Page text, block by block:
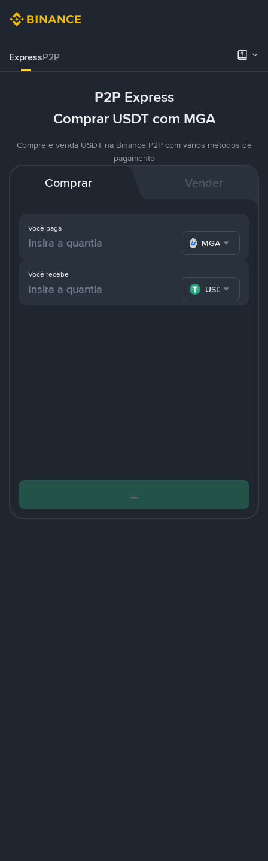
ExpressP2P
P2P Express
Comprar USDT com MGA
Compre e venda USDT na Binance P2P com vários métodos de
pagamento
Comprar Vender
Você paga
MGA
Você recebe
USDT